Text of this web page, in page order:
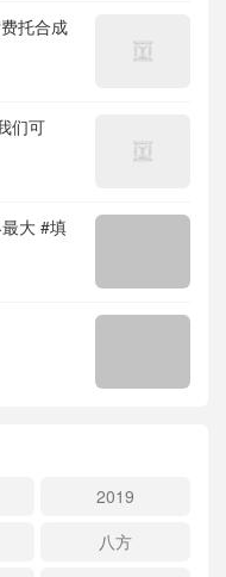
托合成
们可
大 #填
2019
八方